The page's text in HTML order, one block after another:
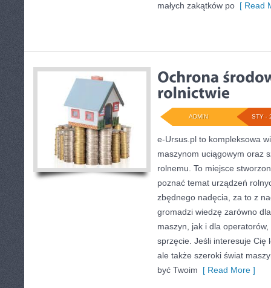
małych zakątków po [ Read
STY -
ADMIN
e-Ursus.pl to kompleksowa
maszynom uciągowym oraz
rolnemu. To miejsce
poznać temat urządzeń
zbędnego nadęcia, za to z
gromadzi wiedzę zarówno
maszyn, jak i dla operatorów,
sprzęcie. Jeśli interesuje Cię
ale także szeroki świat
być Twoim [ Read More ]